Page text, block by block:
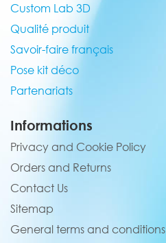
Custom Lab 3D
Qualité produit
Savoir-faire français
Pose kit déco
Partenariats
Informations
Privacy and Cookie Policy
Orders and Returns
Contact Us
Sitemap
General terms and conditions